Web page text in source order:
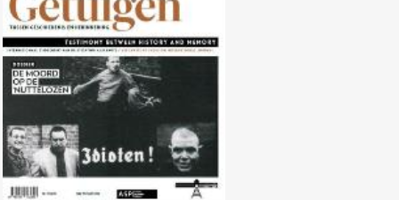
Nr. 134 (04/2022) De moord op
de ‘nuttelozen’